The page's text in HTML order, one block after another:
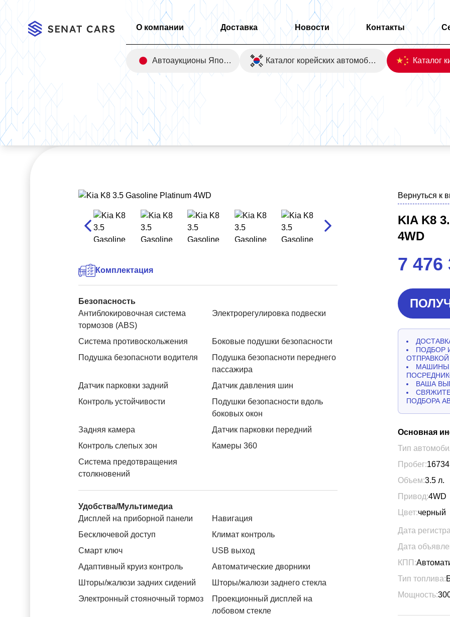
О компании Доставка Новости Контакты
Автоаукционы Японии Каталог корейских автомобилей
Главная/Каталог Kia K8 3.5 Gasoline Platinum 4WD
Комплектация
Безопасность
Антиблокировочная система
тормозов (ABS)
Электрорегулировка подвески
Система противоскольжения
Боковые подушки безопасности
Подушка безопасноти водителя
Подушка безопасноти переднего
пассажира
Датчик парковки задний
Датчик давления шин
Контроль устойчивости
Подушки безопасности вдоль
боковых окон
Задняя камера
Датчик парковки передний
Контроль слепых зон
Камеры 360
Система предотвращения
столкновений
Удобства/Мультимедиа
Дисплей на приборной панели
Навигация
Бесключевой доступ
Климат контроль
Смарт ключ
USB выход
Адаптивный круиз контроль
Автоматические дворники
Шторы/жалюзи задних сидений
Шторы/жалюзи заднего стекла
Электронный стояночный тормоз
Проекционный дисплей на
лобовом стекле
Вернуться к
KIA K8
4WD
7 476
ПОДБОР
ОТПРАВКОЙ
МАШИНЫ
ВАША
ПОДБОРА
Основная
Тип
Пробег:16734
Объем:3.5 л.
Привод:4WD
Цвет:черный
Дата
Дата
КПП:
Тип топлива:
Мощность: